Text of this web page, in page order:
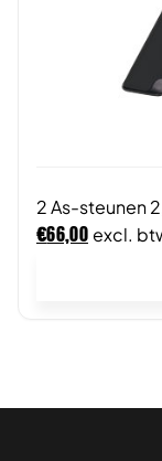
2 As-steunen
€66,00 excl.